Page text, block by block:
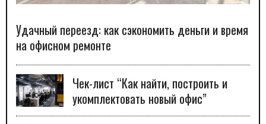
Удачный переезд: как сэкономить деньги и время
на офисном ремонте
Чек-лист “Как найти, построить и
укомплектовать новый офис”